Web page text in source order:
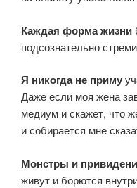
Каждая форма жизни
подсознательно
Я никогда не приму
Даже если моя жена
медиум и скажет, что
и собирается мне
Монстры и
живут и борются